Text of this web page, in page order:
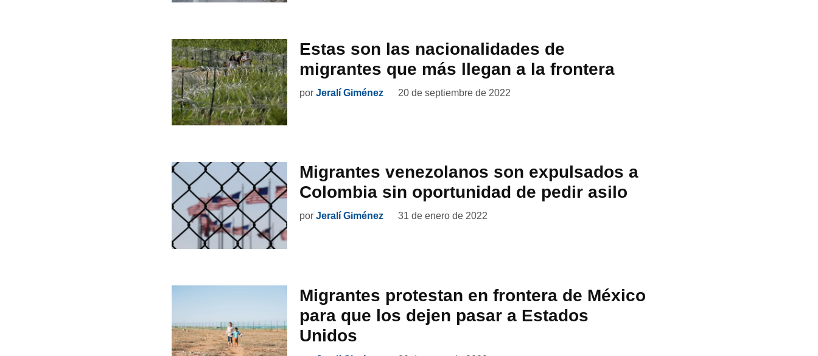
Estas son las nacionalidades de
migrantes que más llegan a la frontera
por Jeralí Giménez 20 de septiembre de 2022
Migrantes venezolanos son expulsados a
Colombia sin oportunidad de pedir asilo
por Jeralí Giménez 31 de enero de 2022
Migrantes protestan en frontera de México
para que los dejen pasar a Estados
Unidos